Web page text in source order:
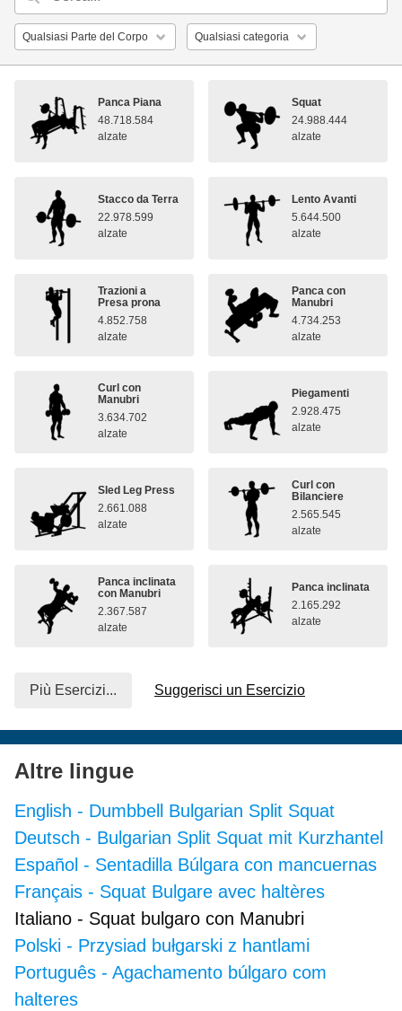
Panca Piana
48.718.584
alzate
Squat
24.988.444
alzate
Stacco da Terra
22.978.599
alzate
Lento Avanti
5.644.500
alzate
Trazioni a
Presa prona
4.852.758
alzate
Panca con
Manubri
4.734.253
alzate
Curl con
Manubri
3.634.702
alzate
Piegamenti
2.928.475
alzate
Sled Leg Press
2.661.088
alzate
Curl con
Bilanciere
2.565.545
alzate
Panca inclinata
con Manubri
2.367.587
alzate
Panca inclinata
2.165.292
alzate
Più Esercizi... Suggerisci un Esercizio
Altre lingue
English - Dumbbell Bulgarian Split Squat
Deutsch - Bulgarian Split Squat mit Kurzhantel
Español - Sentadilla Búlgara con mancuernas
Français - Squat Bulgare avec haltères
Italiano - Squat bulgaro con Manubri
Polski - Przysiad bułgarski z hantlami
Português - Agachamento búlgaro com
halteres